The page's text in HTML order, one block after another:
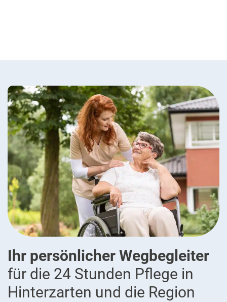
Ihr persönlicher Wegbegleiter
für die 24 Stunden Pflege in
Hinterzarten und die Region